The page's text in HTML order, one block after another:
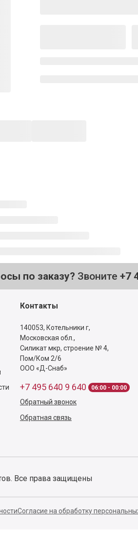
по заказу? Звоните +7
Контакты
140053, Котельники г,
Московская обл.,
Силикат мкр, строение № 4,
Пом/Ком 2/6
ООО «Д-Снаб»
+7 495 640 9 640 06:00 - 00:00
Обратный звонок
Обратная связь
Все права защищены
Согласие на обработку